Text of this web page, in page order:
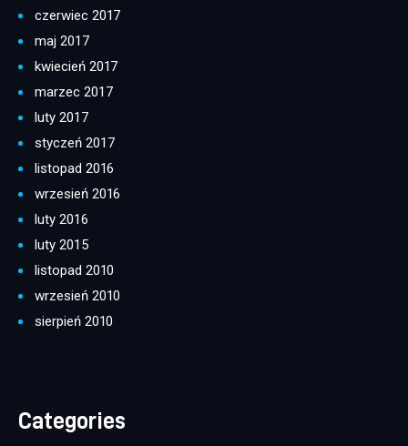
czerwiec 2017
maj 2017
kwiecień 2017
marzec 2017
luty 2017
styczeń 2017
listopad 2016
wrzesień 2016
luty 2016
luty 2015
listopad 2010
wrzesień 2010
sierpień 2010
Categories